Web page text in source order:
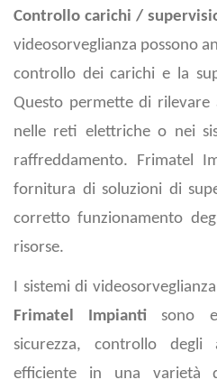
Controllo carichi /
videosorveglianza possono
controllo dei carichi e la
Questo permette di rilevare
nelle reti elettriche o nei
raffreddamento. Frimatel
fornitura di soluzioni di
corretto funzionamento
risorse.
I sistemi di
Frimatel Impianti sono
sicurezza, controllo degli
efficiente in una varietà